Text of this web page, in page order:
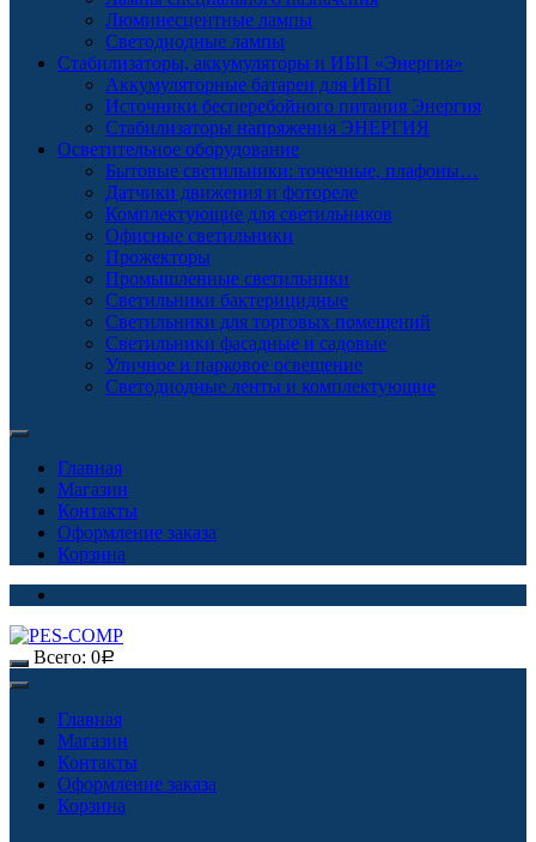
Люминесцентные лампы
Светодиодные лампы
Стабилизаторы, аккумуляторы и ИБП «Энергия»
Аккумуляторные батареи для ИБП
Источники бесперебойного питания Энергия
Стабилизаторы напряжения ЭНЕРГИЯ
Осветительное оборудование
Бытовые светильники: точечные, плафоны…
Датчики движения и фотореле
Комплектующие для светильников
Офисные светильники
Прожекторы
Промышленные светильники
Светильники бактерицидные
Светильники для торговых помещений
Светильники фасадные и садовые
Уличное и парковое освещение
Светодиодные ленты и комплектующие
Главная
Магазин
Контакты
Оформление заказа
Корзина
Всего: 0Р
Главная
Магазин
Контакты
Оформление заказа
Корзина